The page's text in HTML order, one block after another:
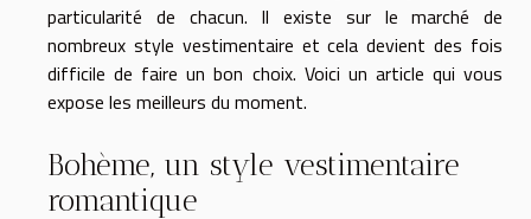
particularité de chacun. Il existe sur le marché de
nombreux style vestimentaire et cela devient des fois
difficile de faire un bon choix. Voici un article qui vous
expose les meilleurs du moment.
Bohème, un style vestimentaire
romantique